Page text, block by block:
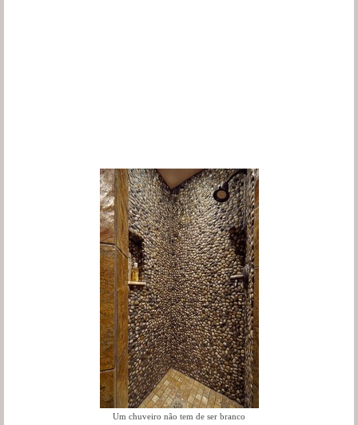
Um chuveiro não tem de ser branco